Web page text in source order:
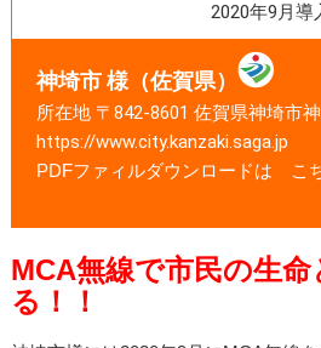
2020年9月導
神埼市 様（佐賀県）
所在地 〒842-8601 佐賀県神埼市
https://www.city.kanzaki.saga.jp
PDFファィルダウンロードは こ
MCA無線で市民の生
る！！